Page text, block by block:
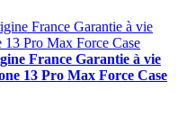
France Garantie à vie
13 Pro Max Force Case